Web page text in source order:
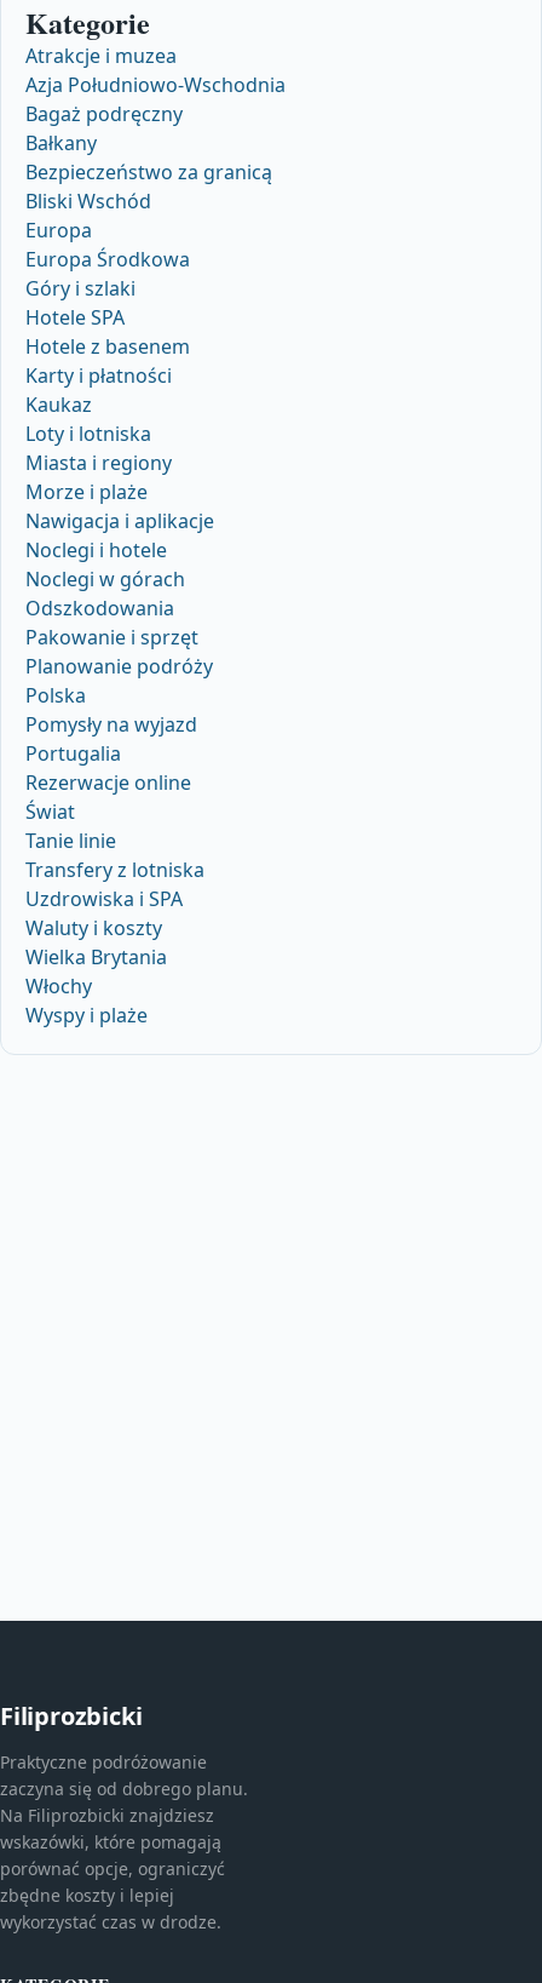
Kategorie
Atrakcje i muzea
Azja Południowo-Wschodnia
Bagaż podręczny
Bałkany
Bezpieczeństwo za granicą
Bliski Wschód
Europa
Europa Środkowa
Góry i szlaki
Hotele SPA
Hotele z basenem
Karty i płatności
Kaukaz
Loty i lotniska
Miasta i regiony
Morze i plaże
Nawigacja i aplikacje
Noclegi i hotele
Noclegi w górach
Odszkodowania
Pakowanie i sprzęt
Planowanie podróży
Polska
Pomysły na wyjazd
Portugalia
Rezerwacje online
Świat
Tanie linie
Transfery z lotniska
Uzdrowiska i SPA
Waluty i koszty
Wielka Brytania
Włochy
Wyspy i plaże
Filiprozbicki
Praktyczne podróżowanie
zaczyna się od dobrego planu.
Na Filiprozbicki znajdziesz
wskazówki, które pomagają
porównać opcje, ograniczyć
zbędne koszty i lepiej
wykorzystać czas w drodze.